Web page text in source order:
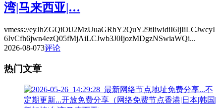
湾|马来西亚|…
vmess://eyJhZGQiOiJ2MzUuaGRhY2QuY29tIiwidiI6IjIiLCJwcyI
6IvCfh6jwn4ezQ05fMjAiLCJwb3J0IjozMDgzNSwiaWQi...
2026-08-073评论
热门文章